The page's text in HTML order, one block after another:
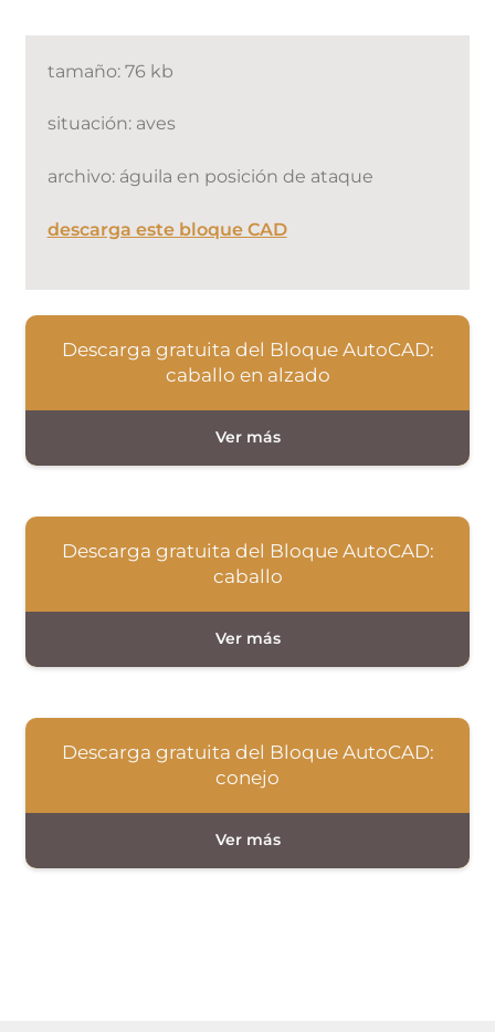
tamaño: 76 kb
situación: aves
archivo: águila en posición de ataque
descarga este bloque CAD
Descarga gratuita del Bloque AutoCAD:
caballo en alzado
Descarga gratuita del Bloque AutoCAD:
caballo
Descarga gratuita del Bloque AutoCAD:
conejo